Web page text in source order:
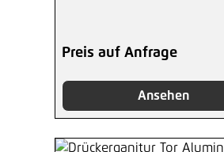
Preis auf Anfrage
Ansehen